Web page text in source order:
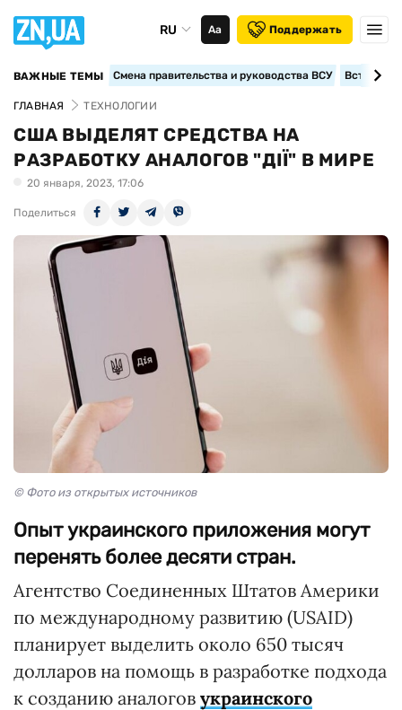
RU Аа Поддержать
ВАЖНЫЕ ТЕМЫ Смена правительства и руководства ВСУ
ГЛАВНАЯ ТЕХНОЛОГИИ
США ВЫДЕЛЯТ СРЕДСТВА НА
РАЗРАБОТКУ АНАЛОГОВ "ДІЇ" В МИРЕ
20 января, 2023, 17:06
Поделиться
© Фото из открытых источников
Опыт украинского приложения могут
перенять более десяти стран.
Агентство Соединенных Штатов Америки
по международному развитию (USAID)
планирует выделить около 650 тысяч
долларов на помощь в разработке подхода
к созданию аналогов украинского